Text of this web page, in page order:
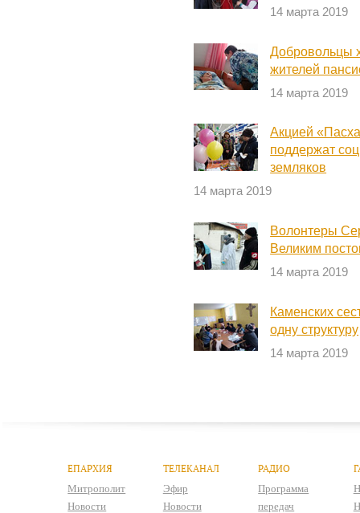
14 марта 2019
Добровольцы
жителей
14 марта 2019
Акцией
поддержат
земляков
14 марта 2019
Волонтеры
Великим
14 марта 2019
Каменских
одну структуру
14 марта 2019
ЕПАРХИЯ
Митрополит
Новости
ТЕЛЕКАНАЛ
Эфир
Новости
РАДИО
Программа
передач